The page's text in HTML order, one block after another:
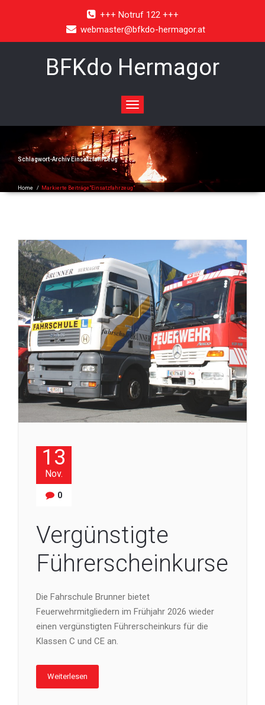
+++ Notruf 122 +++
webmaster@bfkdo-hermagor.at
BFKdo Hermagor
Toggle
navigation
Schlagwort-ArchivEinsatzfahrzeug
Home / Markierte Beiträge"Einsatzfahrzeug"
13
Nov.
0
Vergünstigte
Führerscheinkurse
Die Fahrschule Brunner bietet
Feuerwehrmitgliedern im Frühjahr 2026 wieder
einen vergünstigten Führerscheinkurs für die
Klassen C und CE an.
Weiterlesen